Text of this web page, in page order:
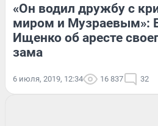
«Он водил дружбу с
миром и Музраевым»:
Ищенко об аресте
зама
6 июля, 2019, 12:34 16 837 32